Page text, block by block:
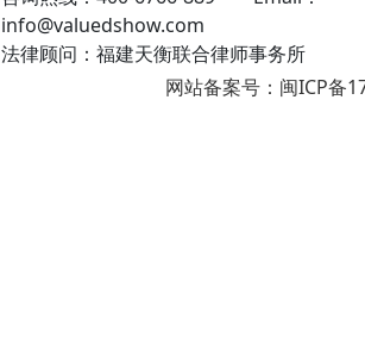
info@valuedshow.com
法律顾问：福建天衡联合律师事务所
网站备案号：闽ICP备